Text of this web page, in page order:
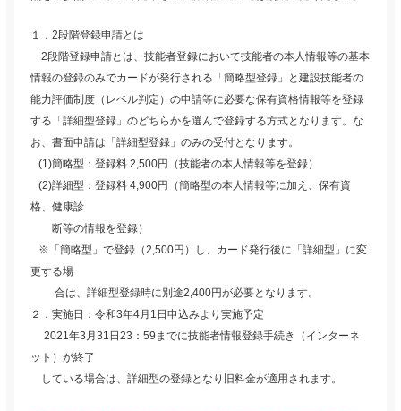
１．2段階登録申請とは
2段階登録申請とは、技能者登録において技能者の本人情報等の基本
情報の登録のみでカードが発行される「簡略型登録」と建設技能者の
能力評価制度（レベル判定）の申請等に必要な保有資格情報等を登録
する「詳細型登録」のどちらかを選んで登録する方式となります。な
お、書面申請は「詳細型登録」のみの受付となります。
(1)簡略型：登録料 2,500円（技能者の本人情報等を登録）
(2)詳細型：登録料 4,900円（簡略型の本人情報等に加え、保有資
格、健康診
断等の情報を登録）
※「簡略型」で登録（2,500円）し、カード発行後に「詳細型」に変
更する場
合は、詳細型登録時に別途2,400円が必要となります。
２．実施日：令和3年4月1日申込みより実施予定
2021年3月31日23：59までに技能者情報登録手続き（インターネ
ット）が終了
している場合は、詳細型の登録となり旧料金が適用されます。